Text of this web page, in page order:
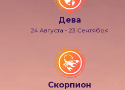
Дева
24 Августа - 23 Сентября
Скорпион